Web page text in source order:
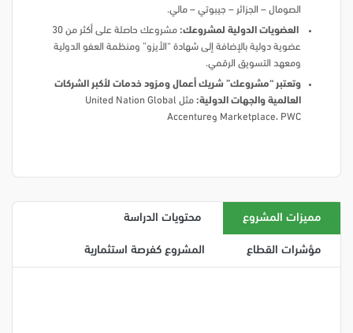
الصومال – الجزائر – جيبوتي – مالي.
العضويات الدولية لمشروعك:
مشروعك حاصلة على أكثر من 30
عضوية دولية بالإضافة إلى شهادة “الأيزو” ومنظمة العفو الدولية
ومعهد التسويق الرقمي.
وتعتبر “مشروعك” شريك أعمال ومزود خدمات لأكبر الشركات
العالمية والجهات الدولية:
مثل United Nation Global
Marketplace، PWC وAccenture
مميزات المشروع محتويات الدراسة
مؤشرات القطاع المشروع كفرصة استثمارية